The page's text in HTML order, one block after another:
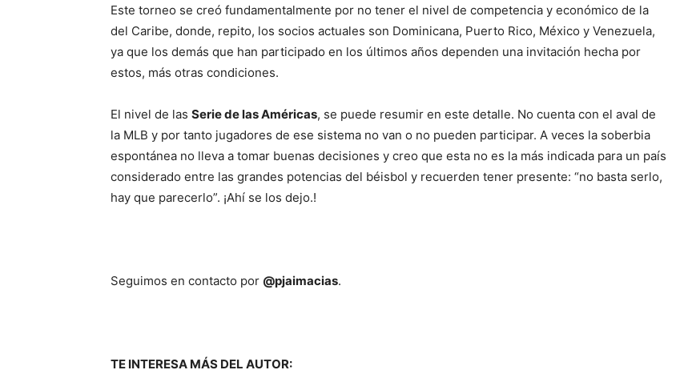
Este torneo se creó fundamentalmente por no tener el nivel de competencia y económico de la
del Caribe, donde, repito, los socios actuales son Dominicana, Puerto Rico, México y Venezuela,
ya que los demás que han participado en los últimos años dependen una invitación hecha por
estos, más otras condiciones.
El nivel de las Serie de las Américas, se puede resumir en este detalle. No cuenta con el aval de
la MLB y por tanto jugadores de ese sistema no van o no pueden participar. A veces la soberbia
espontánea no lleva a tomar buenas decisiones y creo que esta no es la más indicada para un país
considerado entre las grandes potencias del béisbol y recuerden tener presente: “no basta serlo,
hay que parecerlo”. ¡Ahí se los dejo.!
Seguimos en contacto por @pjaimacias.
TE INTERESA MÁS DEL AUTOR: